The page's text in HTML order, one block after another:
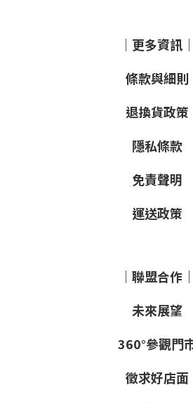
｜更多資訊｜
條款與細則
退換貨政策
隱私條款
免責聲明
運送政策
｜聯盟合作｜
未來展望
360°參觀門
徵求好店面